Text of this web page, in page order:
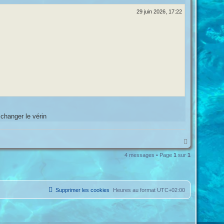
29 juin 2026, 17:22
le vérin
a
u
4 messages • Page 1 sur 1
Heures au format UTC+02:00
Supprimer les cookies